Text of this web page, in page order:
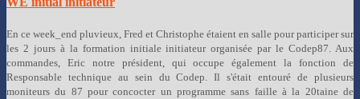
En ce week_end pluvieux, Fred et Christophe étaient en salle pour participer sur
les 2 jours à la formation initiale initiateur organisée par le Codep87. Aux
commandes, Eric notre président, qui occupe également la fonction de
Responsable technique au sein du Codep. Il s'était entouré de plusieurs
moniteurs du 87 pour concocter un programme sans faille à la 20taine de